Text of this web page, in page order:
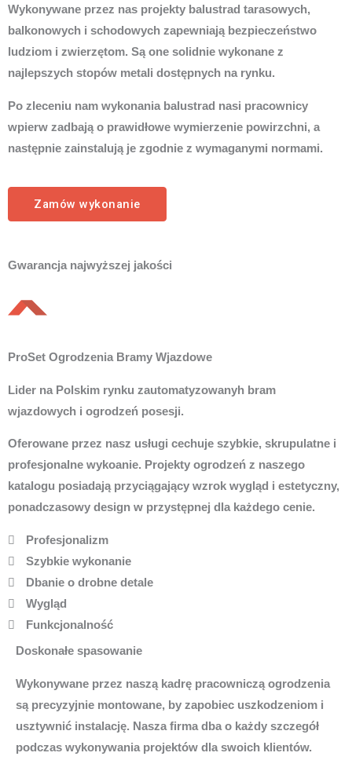
Wykonywane przez nas projekty balustrad tarasowych,
balkonowych i schodowych zapewniają bezpieczeństwo
ludziom i zwierzętom. Są one solidnie wykonane z
najlepszych stopów metali dostępnych na rynku.
Po zleceniu nam wykonania balustrad nasi pracownicy
wpierw zadbają o prawidłowe wymierzenie powirzchni, a
następnie zainstalują je zgodnie z wymaganymi normami.
Zamów wykonanie
Gwarancja najwyższej jakości
ProSet Ogrodzenia Bramy Wjazdowe
Lider na Polskim rynku zautomatyzowanyh bram
wjazdowych i ogrodzeń posesji.
Oferowane przez nasz usługi cechuje szybkie, skrupulatne i
profesjonalne wykoanie. Projekty ogrodzeń z naszego
katalogu posiadają przyciągający wzrok wygląd i estetyczny,
ponadczasowy design w przystępnej dla każdego cenie.
Profesjonalizm
Szybkie wykonanie
Dbanie o drobne detale
Wygląd
Funkcjonalność
Doskonałe spasowanie
Wykonywane przez naszą kadrę pracowniczą ogrodzenia
są precyzyjnie montowane, by zapobiec uszkodzeniom i
usztywnić instalację. Nasza firma dba o każdy szczegół
podczas wykonywania projektów dla swoich klientów.